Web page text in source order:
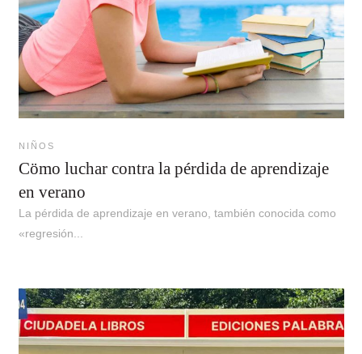
NIÑOS
Cömo luchar contra la pérdida de aprendizaje
en verano
La pérdida de aprendizaje en verano, también conocida como
«regresión...